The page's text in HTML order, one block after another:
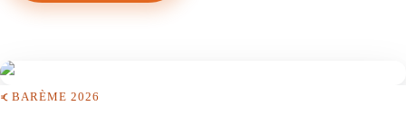
BARÈME 2026